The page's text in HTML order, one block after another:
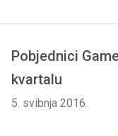
Pobjednici
kvartalu
5. svibnja 2016.